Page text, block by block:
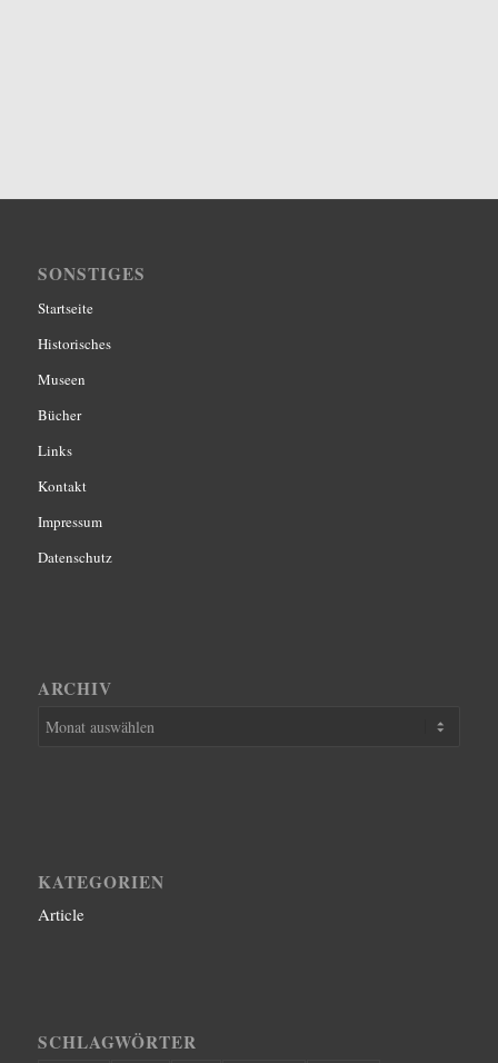
SONSTIGES
Startseite
Historisches
Museen
Bücher
Links
Kontakt
Impressum
Datenschutz
ARCHIV
KATEGORIEN
Article
SCHLAGWÖRTER